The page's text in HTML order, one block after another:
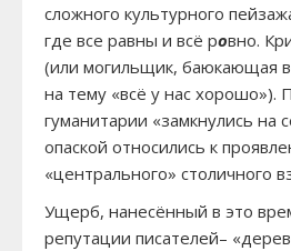
сложного культурного
где все равны и всё ровно.
(или могильщик, баюкающая
на тему «всё у нас хорошо»).
гуманитарии «замкнулись на
опаской относились к
«центрального» столичного
Ущерб, нанесённый в это
репутации писателей–